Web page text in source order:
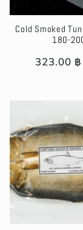
Cold Smoked
180-
Regular
323.00